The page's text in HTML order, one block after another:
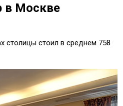
в Москве
столицы стоил в среднем 758